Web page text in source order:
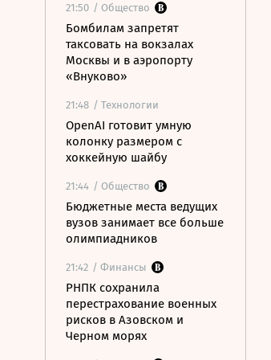
21:50 / Общество
Бомбилам запретят
таксовать на вокзалах
Москвы и в аэропорту
«Внуково»
21:48 / Технологии
OpenAI готовит умную
колонку размером с
хоккейную шайбу
21:44 / Общество
Бюджетные места ведущих
вузов занимает все больше
олимпиадников
21:42 / Финансы
РНПК сохранила
перестрахование военных
рисков в Азовском и
Черном морях